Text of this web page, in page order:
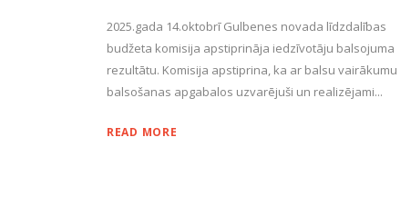
2025.gada 14.oktobrī Gulbenes novada līdzdalības
budžeta komisija apstiprināja iedzīvotāju balsojuma
rezultātu. Komisija apstiprina, ka ar balsu vairākumu
balsošanas apgabalos uzvarējuši un realizējami...
READ MORE